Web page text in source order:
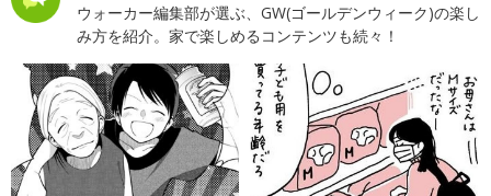
ウォーカー編集部が選ぶ、GW(ゴールデンウィーク)の楽し
み方を紹介。家で楽しめるコンテンツも続々！